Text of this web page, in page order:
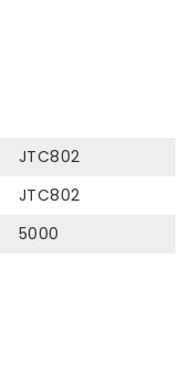
JTC802
JTC802
5000